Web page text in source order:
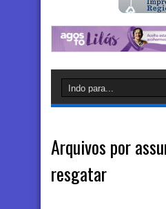
Arquivos por
resgatar